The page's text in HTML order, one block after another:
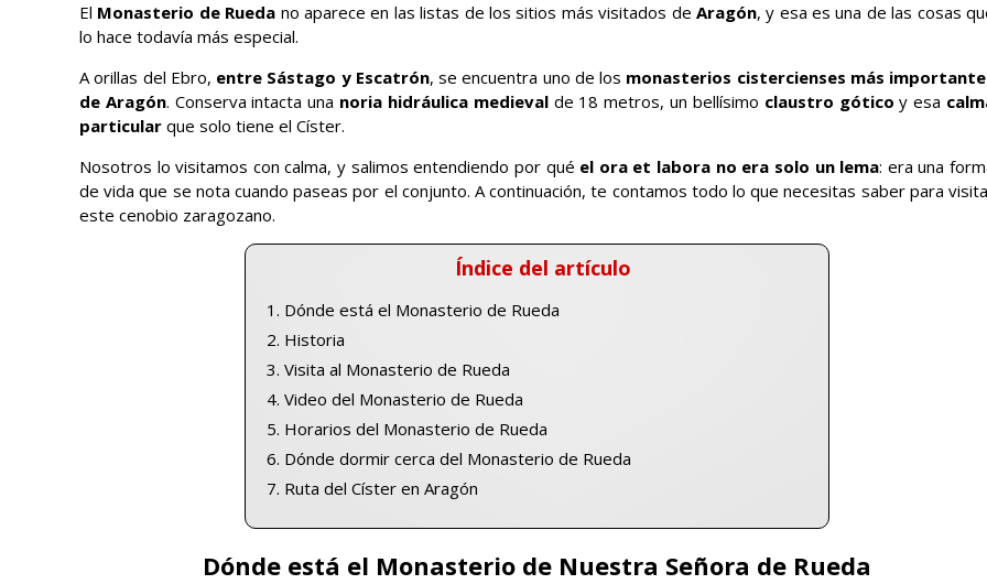
El Monasterio de Rueda no aparece en las listas de los sitios más visitados de Aragón, y esa es una de las cosas
lo hace todavía más especial.
A orillas del Ebro, entre Sástago y Escatrón, se encuentra uno de los monasterios cistercienses más
de Aragón. Conserva intacta una noria hidráulica medievalde 18 metros, un bellísimo claustro góticoy esa
particular que solo tiene el Císter.
Nosotros lo visitamos con calma, y salimos entendiendo por qué el ora et labora no era solo un lema: era una
de vida que se nota cuando paseas por el conjunto. A continuación, te contamos todo lo que necesitas saber para
este cenobio zaragozano.
Índice del artículo
Dónde está el Monasterio de Rueda
Historia
Visita al Monasterio de Rueda
Video del Monasterio de Rueda
Horarios del Monasterio de Rueda
Dónde dormir cerca del Monasterio de Rueda
Ruta del Císter en Aragón
Dónde está el Monasterio de Nuestra Señora de Rueda